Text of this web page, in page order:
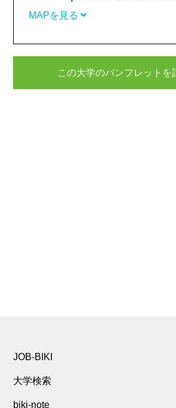
MAPを見る
この大学のパンフレットを
JOB-BIKI
大学検索
biki-note